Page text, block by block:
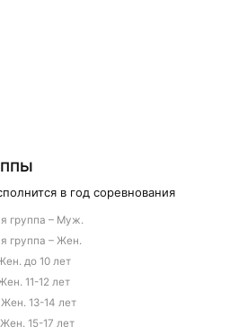
в год соревнования
группа – Муж.
группа – Жен.
до 10 лет
11-12 лет
13-14 лет
15-17 лет